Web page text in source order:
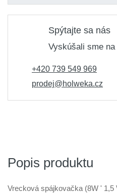
Spýtajte sa nás
Vyskúšali sme
+420 739 549 969
prodej@holweka.cz
Popis produktu
Vrecková spájkovačka (8W ' 1,5